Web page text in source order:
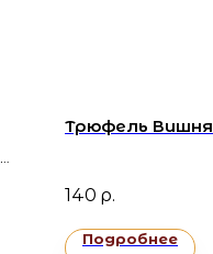
Трюфель Вишня
140 р.
Подробнее